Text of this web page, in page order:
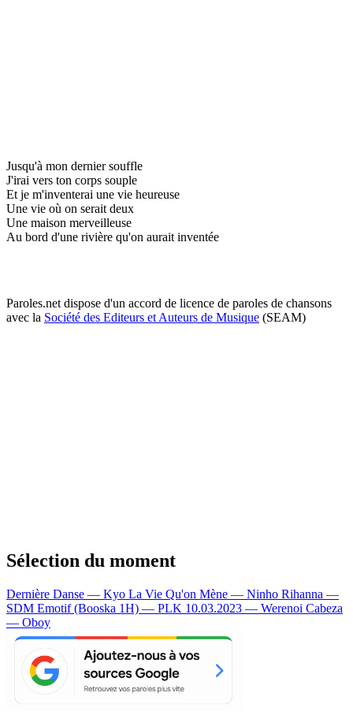
Jusqu'à mon dernier souffle
J'irai vers ton corps souple
Et je m'inventerai une vie heureuse
Une vie où on serait deux
Une maison merveilleuse
Au bord d'une rivière qu'on aurait inventée
Paroles.net dispose d'un accord de licence de paroles de chansons
avec la Société des Editeurs et Auteurs de Musique (SEAM)
Sélection du moment
Dernière Danse — Kyo La Vie Qu'on Mène — Ninho Rihanna —
SDM Emotif (Booska 1H) — PLK 10.03.2023 — Werenoi Cabeza
— Oboy